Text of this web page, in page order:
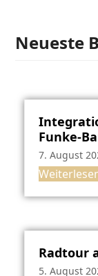
Neueste
Funke-
7. August
Radtour
5. August